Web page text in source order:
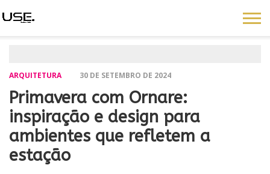
ARQUITETURA 30 DE SETEMBRO DE 2024
Primavera com Ornare:
inspiração e design para
ambientes que refletem a
estação